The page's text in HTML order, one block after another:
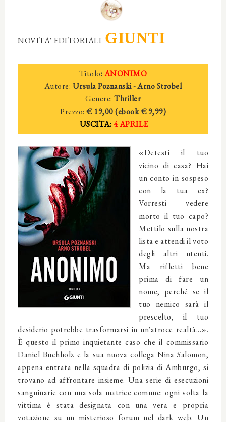
NOVITA' EDITORIALI GIUNTI
Titolo:ANONIMO
Autore: Ursula Poznanski - Arno Strobel
Genere: Thriller
Prezzo: € 19,00 (ebook € 9,99)
USCITA:4 APRILE
«Detesti il tuo
vicino di casa? Hai
un conto in sospeso
con la tua ex?
Vorresti vedere
morto il tuo capo?
Mettilo sulla nostra
lista e attendi il voto
degli altri utenti.
Ma rifletti bene
prima di fare un
nome, perché se il
tuo nemico sarà il
prescelto, il tuo
desiderio potrebbe trasformarsi in un'atroce realtà...».
È questo il primo inquietante caso che il commissario
Daniel Buchholz e la sua nuova collega Nina Salomon,
appena entrata nella squadra di polizia di Amburgo, si
trovano ad affrontare insieme. Una serie di esecuzioni
sanguinarie con una sola matrice comune: ogni volta la
vittima è stata designata con una vera e propria
votazione su un misterioso forum nel dark web. Un